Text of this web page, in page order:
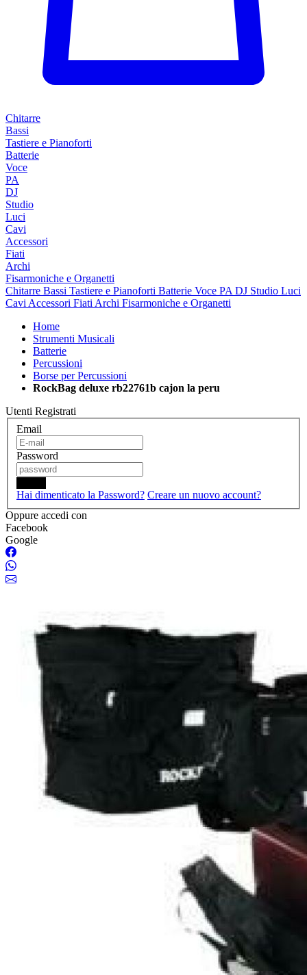
Chitarre
Bassi
Tastiere e Pianoforti
Batterie
Voce
PA
DJ
Studio
Luci
Cavi
Accessori
Fiati
Archi
Fisarmoniche e Organetti
Chitarre Bassi Tastiere e Pianoforti Batterie Voce PA DJ Studio Luci
Cavi Accessori Fiati Archi Fisarmoniche e Organetti
Home
Strumenti Musicali
Batterie
Percussioni
Borse per Percussioni
RockBag deluxe rb22761b cajon la peru
Utenti Registrati
Email
Password
Hai dimenticato la Password? Creare un nuovo account?
Oppure accedi con
Facebook
Google